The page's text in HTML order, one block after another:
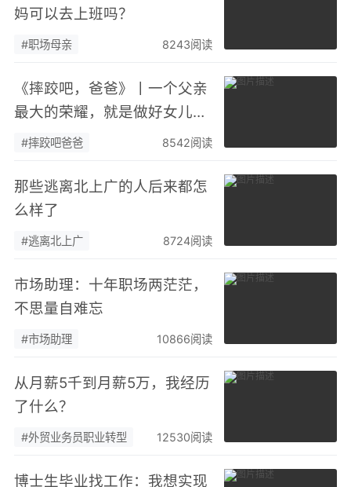
妈可以去上班吗？
#职场母亲 8243阅读
《摔跤吧，爸爸》丨一个父亲
最大的荣耀，就是做好女儿的
生涯规划师
#摔跤吧爸爸 8542阅读
那些逃离北上广的人后来都怎
么样了
#逃离北上广 8724阅读
市场助理：十年职场两茫茫，
不思量自难忘
#市场助理 10866阅读
从月薪5千到月薪5万，我经历
了什么？
#外贸业务员职业转型 12530阅读
博士生毕业找工作：我想实现